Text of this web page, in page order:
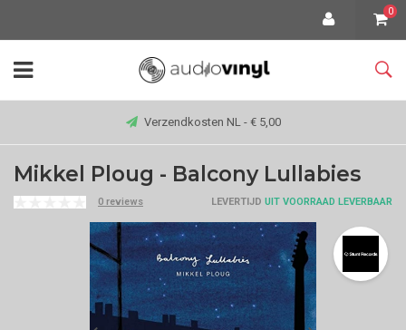
0
Verzendkosten NL - € 5,00
Mikkel Ploug - Balcony Lullabies
0 reviews LEVERTIJD UIT VOORRAAD LEVERBAAR